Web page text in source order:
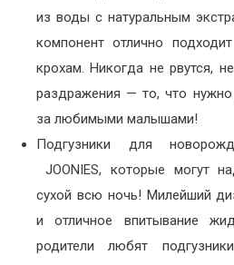
из воды с натуральным
компонент отлично
крохам. Никогда не рвутся,
раздражения — то, что
за любимыми малышами!
Подгузники для
JOONIES, которые могут
сухой всю ночь! Милейший
и отличное впитывание
родители любят